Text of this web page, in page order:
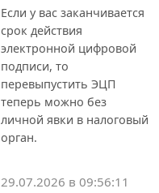
Если у вас заканчивается
срок действия
электронной цифровой
подписи, то
перевыпустить ЭЦП
теперь можно без
личной явки в налоговый
орган.
29.07.2026 в 09:56:11